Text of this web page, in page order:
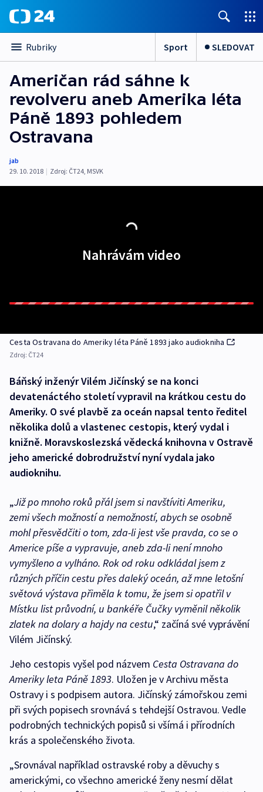
Rubriky Sport SLEDOVAT
Američan rád sáhne k
revolveru aneb Amerika léta
Páně 1893 pohledem
Ostravana
jab
29. 10. 2018 | Zdroj: ČT24, MSVK
Nahrávám video
Cesta Ostravana do Ameriky léta Páně 1893 jako audiokniha
Zdroj: ČT24
Báňský inženýr Vilém Jičínský se na konci
devatenáctého století vypravil na krátkou cestu do
Ameriky. O své plavbě za oceán napsal tento ředitel
několika dolů a vlastenec cestopis, který vydal i
knižně. Moravskoslezská vědecká knihovna v Ostravě
jeho americké dobrodružství nyní vydala jako
audioknihu.
„Již po mnoho roků přál jsem si navštíviti Ameriku,
zemi všech možností a nemožností, abych se osobně
mohl přesvědčiti o tom, zda-li jest vše pravda, co se o
Americe píše a vypravuje, aneb zda-li není mnoho
vymyšleno a vylháno. Rok od roku odkládal jsem z
různých příčin cestu přes daleký oceán, až mne letošní
světová výstava přiměla k tomu, že jsem si opatřil v
Místku list průvodní, u bankéře Čučky vyměnil několik
zlatek na dolary a hajdy na cestu,“ začíná své vyprávění
Vilém Jičínský.
Jeho cestopis vyšel pod názvem Cesta Ostravana do
Ameriky leta Páně 1893. Uložen je v Archivu města
Ostravy i s podpisem autora. Jičínský zámořskou zemi
při svých popisech srovnává s tehdejší Ostravou. Vedle
podrobných technických popisů si všímá i přírodních
krás a společenského života.
„Srovnával například ostravské roby a děvuchy s
americkými, co všechno americké ženy nesmí dělat